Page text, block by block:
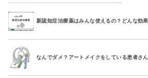
新認知症治療薬はみんな使えるの？どんな効
なんでダメ？アートメイクをしている患者さ